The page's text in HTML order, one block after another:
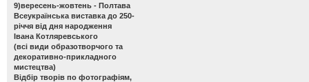
9)вересень-жовтень - Полтава
Всеукраїнська виставка до 250-
річчя від дня народження
Івана Котляревського
(всі види образотворчого та
декоративно-прикладного
мистецтва)
Відбір творів по фотографіям,